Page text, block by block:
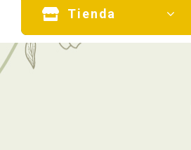
Tienda